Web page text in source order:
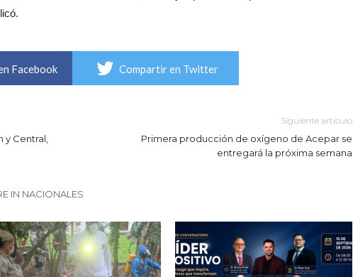
Facebook Compartir en Twitter
y Central,
Siguiente artículo
Primera producción de oxígeno de Acepar se
entregará la próxima semana
IN NACIONALES